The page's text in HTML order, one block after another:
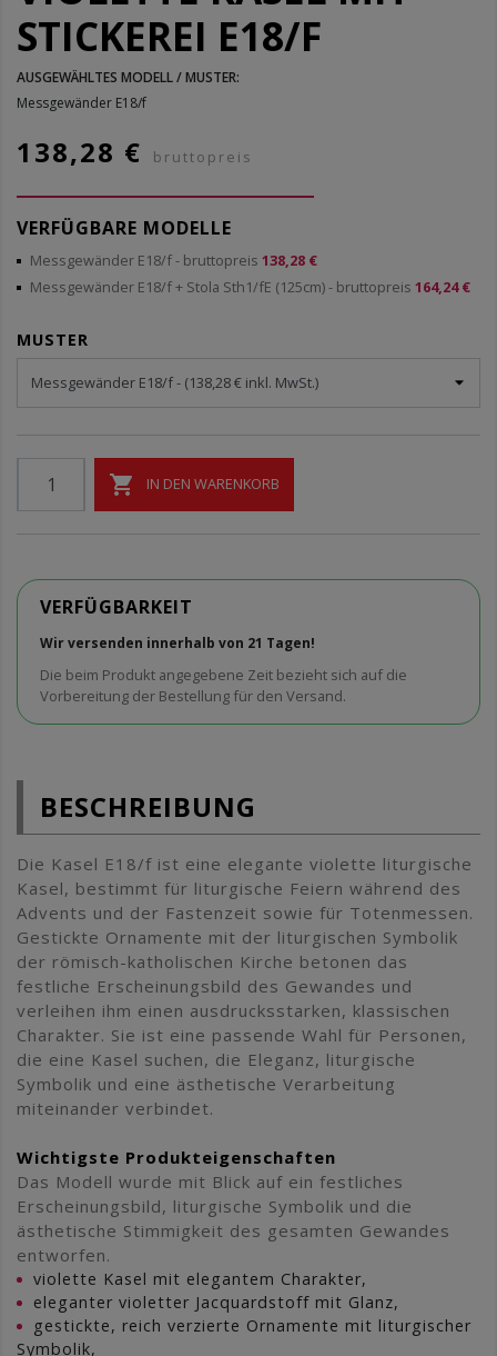
STICKEREI E18/F
AUSGEWÄHLTES MODELL / MUSTER:
Messgewänder E18/f
138,28 € bruttopreis
VERFÜGBARE MODELLE
Messgewänder E18/f- bruttopreis 138,28 €
Messgewänder E18/f + Stola Sth1/fE (125cm)- bruttopreis 164,24 €
MUSTER
 IN DEN WARENKORB
VERFÜGBARKEIT
Wir versenden innerhalb von 21 Tagen!
Die beim Produkt angegebene Zeit bezieht sich auf die
Vorbereitung der Bestellung für den Versand.
BESCHREIBUNG
Die Kasel E18/f ist eine elegante violette liturgische
Kasel, bestimmt für liturgische Feiern während des
Advents und der Fastenzeit sowie für Totenmessen.
Gestickte Ornamente mit der liturgischen Symbolik
der römisch-katholischen Kirche betonen das
festliche Erscheinungsbild des Gewandes und
verleihen ihm einen ausdrucksstarken, klassischen
Charakter. Sie ist eine passende Wahl für Personen,
die eine Kasel suchen, die Eleganz, liturgische
Symbolik und eine ästhetische Verarbeitung
miteinander verbindet.
Wichtigste Produkteigenschaften
Das Modell wurde mit Blick auf ein festliches
Erscheinungsbild, liturgische Symbolik und die
ästhetische Stimmigkeit des gesamten Gewandes
entworfen.
violette Kasel mit elegantem Charakter,
eleganter violetter Jacquardstoff mit Glanz,
gestickte, reich verzierte Ornamente mit liturgischer
Symbolik,